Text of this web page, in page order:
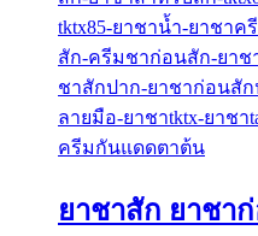
ยาชาสัก ยาชา